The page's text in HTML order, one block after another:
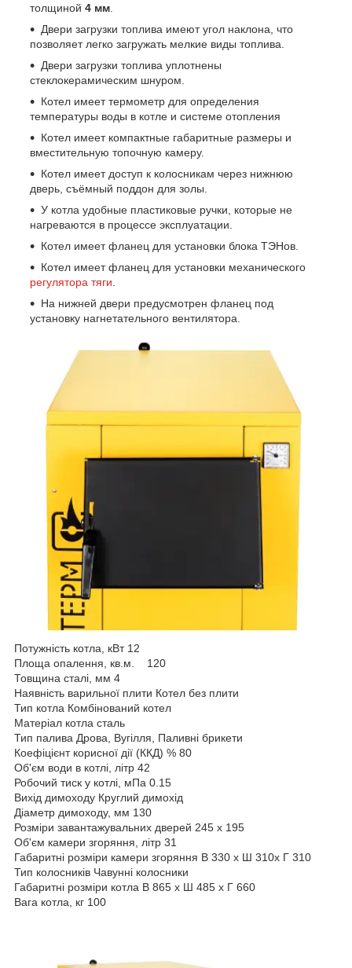
толщиной 4 мм
Двери загрузки топлива имеют угол наклона, что
позволяет легко загружать мелкие виды топлива.
Двери загрузки топлива уплотнены
стеклокерамическим шнуром.
Котел имеет термометр для определения
температуры воды в котле и системе отопления
Котел имеет компактные габаритные размеры и
вместительную топочную камеру.
Котел имеет доступ к колосникам через нижнюю
дверь, съёмный поддон для золы.
У котла удобные пластиковые ручки, которые не
нагреваются в процессе эксплуатации.
Котел имеет фланец для установки блока ТЭНов.
Котел имеет фланец для установки механического
регулятора тяги
На нижней двери предусмотрен фланец под
установку нагнетательного вентилятора.
Потужність котла, кВт 12
Площа опалення, кв.м. 120
Товщина сталі, мм 4
Наявність варильної плити Котел без плити
Тип котла Комбінований котел
Матеріал котла сталь
Тип палива Дрова, Вугілля, Паливні брикети
Коефіцієнт корисної дії (ККД) % 80
Об'єм води в котлі, літр 42
Робочий тиск у котлі, мПа 0.15
Вихід димоходу Круглий димохід
Діаметр димоходу, мм 130
Розміри завантажувальних дверей 245 x 195
Об'єм камери згоряння, літр 31
Габаритні розміри камери згоряння В 330 х Ш 310х Г 310
Тип колосників Чавунні колосники
Габаритні розміри котла В 865 х Ш 485 х Г 660
Вага котла, кг 100